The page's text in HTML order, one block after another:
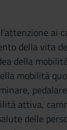
ai
della vita
della
mobilità
attiva,
delle